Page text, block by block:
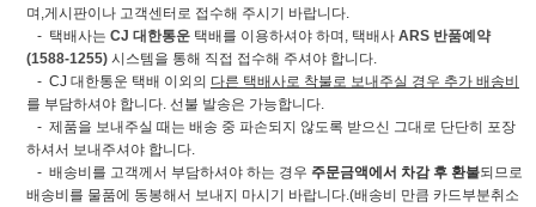
며,게시판이나 고객센터로 접수해 주시기 바랍니다.
- 택배사는 CJ 대한통운 택배를 이용하셔야 하며, 택배사 ARS 반품예약
(1588-1255) 시스템을 통해 직접 접수해 주셔야 합니다.
- CJ 대한통운 택배 이외의 다른 택배사로 착불로 보내주실 경우 추가 배송비
를 부담하셔야 합니다. 선불 발송은 가능합니다.
- 제품을 보내주실 때는 배송 중 파손되지 않도록 받으신 그대로 단단히 포장
하셔서 보내주셔야 합니다.
- 배송비를 고객께서 부담하셔야 하는 경우 주문금액에서 차감 후 환불되므로
배송비를 물품에 동봉해서 보내지 마시기 바랍니다.(배송비 만큼 카드부분취소